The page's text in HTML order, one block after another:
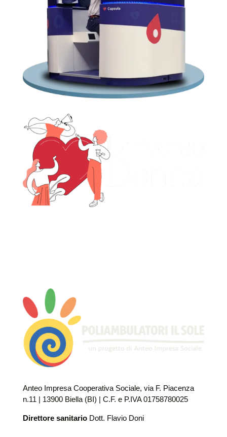
Anteo Impresa Cooperativa Sociale, via F. Piacenza
n.11 | 13900 Biella (BI) | C.F. e P.IVA 01758780025
Direttore sanitario Dott. Flavio Doni